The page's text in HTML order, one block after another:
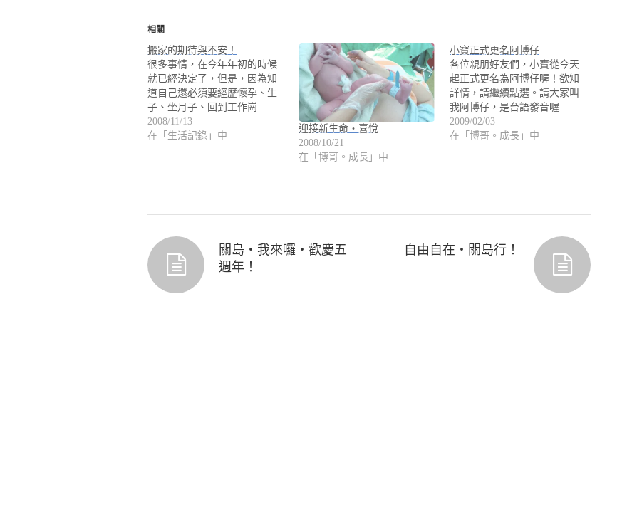
相關
搬家的期待與不安！
很多事情，在今年年初的時候
就已經決定了，但是，因為知
道自己還必須要經歷懷孕、生
子、坐月子、回到工作崗…
2008/11/13
在「生活記錄」中
迎接新生命‧喜悅
2008/10/21
在「博哥。成長」中
小寶正式更名阿博仔
各位親朋好友們，小寶從今天
起正式更名為阿博仔喔！欲知
詳情，請繼續點選。請大家叫
我阿博仔，是台語發音喔…
2009/02/03
在「博哥。成長」中
關島‧我來囉‧歡慶五
週年！
自由自在‧關島行！